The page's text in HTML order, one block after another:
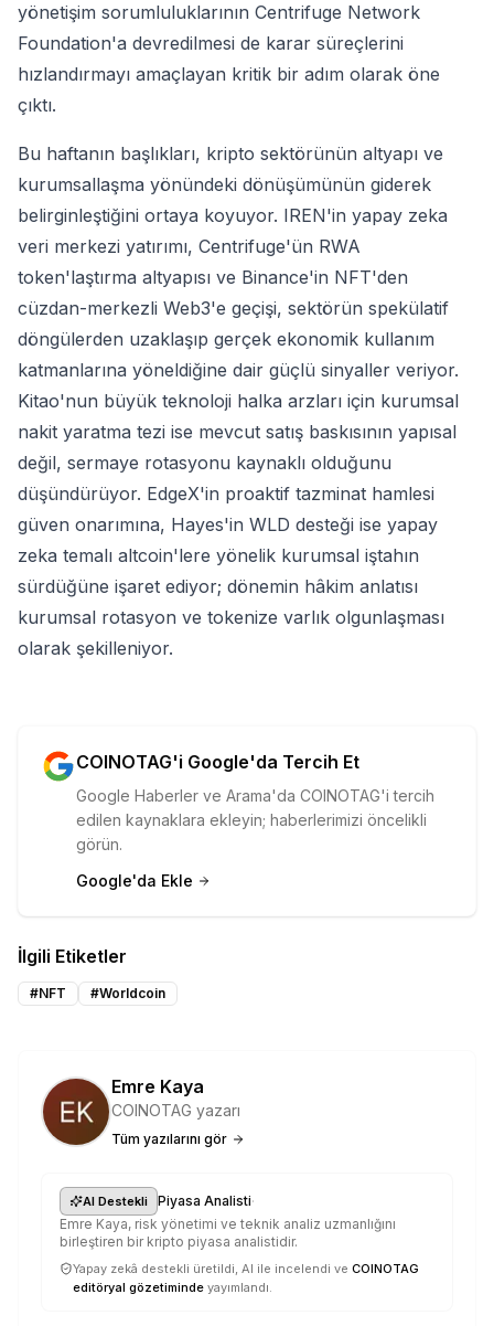
yönetişim sorumluluklarının Centrifuge Network
Foundation'a devredilmesi de karar süreçlerini
hızlandırmayı amaçlayan kritik bir adım olarak öne
çıktı.
Bu haftanın başlıkları, kripto sektörünün altyapı ve
kurumsallaşma yönündeki dönüşümünün giderek
belirginleştiğini ortaya koyuyor. IREN'in yapay zeka
veri merkezi yatırımı, Centrifuge'ün RWA
token'laştırma altyapısı ve Binance'in NFT'den
cüzdan-merkezli Web3'e geçişi, sektörün spekülatif
döngülerden uzaklaşıp gerçek ekonomik kullanım
katmanlarına yöneldiğine dair güçlü sinyaller veriyor.
Kitao'nun büyük teknoloji halka arzları için kurumsal
nakit yaratma tezi ise mevcut satış baskısının yapısal
değil, sermaye rotasyonu kaynaklı olduğunu
düşündürüyor. EdgeX'in proaktif tazminat hamlesi
güven onarımına, Hayes'in WLD desteği ise yapay
zeka temalı altcoin'lere yönelik kurumsal iştahın
sürdüğüne işaret ediyor; dönemin hâkim anlatısı
kurumsal rotasyon ve tokenize varlık olgunlaşması
olarak şekilleniyor.
COINOTAG'i Google'da Tercih Et
Google Haberler ve Arama'da COINOTAG'i tercih
edilen kaynaklara ekleyin; haberlerimizi öncelikli
görün.
Google'da Ekle
İlgili Etiketler
#NFT #Worldcoin
Emre Kaya
COINOTAG yazarı
Tüm yazılarını gör
AI Destekli Piyasa Analisti·
Emre Kaya, risk yönetimi ve teknik analiz uzmanlığını
birleştiren bir kripto piyasa analistidir.
Yapay zekâ destekli üretildi, AI ile incelendi ve COINOTAG
editöryal gözetiminde yayımlandı.